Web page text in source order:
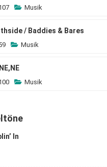
Musik
/ Baddies & Bares
Musik
Musik
In